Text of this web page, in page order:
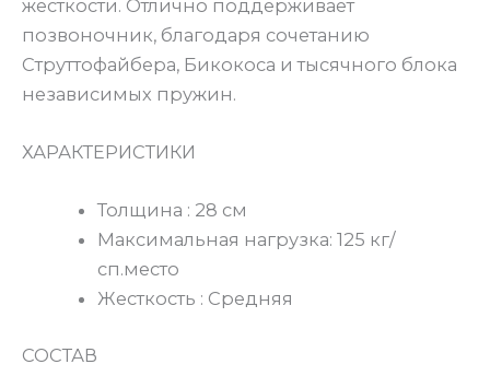
жесткости. Отлично поддерживает
позвоночник, благодаря сочетанию
Струттофайбера, Бикокоса и тысячного блока
независимых пружин.
ХАРАКТЕРИСТИКИ
Толщина : 28 см
Максимальная нагрузка: 125 кг/
сп.место
Жесткость : Средняя
СОСТАВ